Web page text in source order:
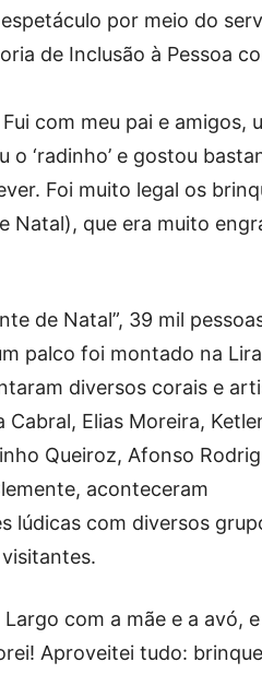
por meio do
de Inclusão à Pessoa
com meu pai e amigos,
‘radinho’ e gostou
Foi muito legal os
Natal), que era muito
de Natal”, 39 mil
palco foi montado na
diversos corais e
Elias Moreira,
Queiroz, Afonso
aconteceram
lúdicas com diversos
com a mãe e a avó, e
Aproveitei tudo: